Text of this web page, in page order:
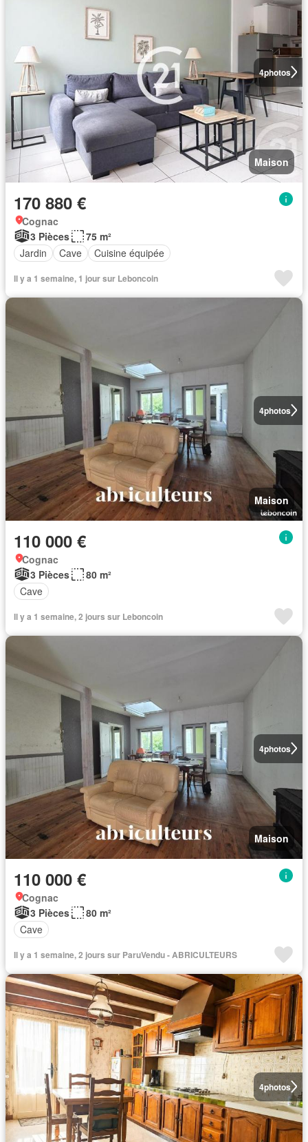
4photos
Maison
170 880 €
Cognac
3 Pièces
75 m²
Jardin
Cave Cuisine équipée
Il y a 1 semaine, 1 jour sur Leboncoin
4photos
Maison
110 000 €
Cognac
3 Pièces
80 m²
Cave
Il y a 1 semaine, 2 jours sur Leboncoin
4photos
Maison
110 000 €
Cognac
3 Pièces
80 m²
Cave
Il y a 1 semaine, 2 jours sur ParuVendu - ABRICULTEURS
4photos